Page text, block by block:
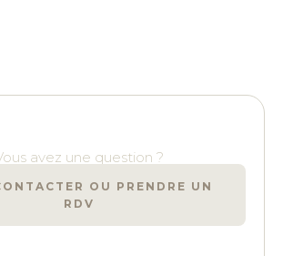
avez une question ?
OU PRENDRE UN
RDV